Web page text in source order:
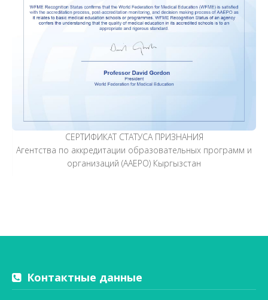
СЕРТИФИКАТ СТАТУСА ПРИЗНАНИЯ
Агентства по аккредитации образовательных программ и
организаций (AАEPO) Кыргызстан
Контактные данные